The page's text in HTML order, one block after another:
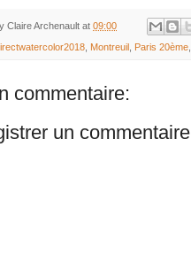
Claire Archenault at 09:00
, Montreuil , Paris 20ème,
commentaire:
un commentaire